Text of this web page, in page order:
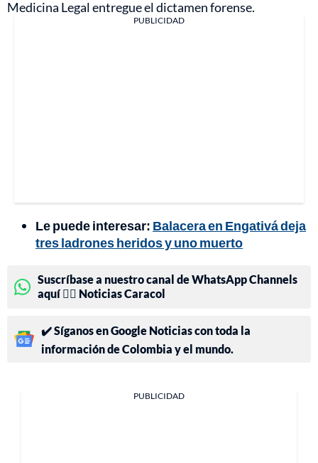
Medicina Legal entregue el dictamen forense.
PUBLICIDAD
Le puede interesar: Balacera en Engativá deja
tres ladrones heridos y uno muerto
Suscríbase a nuestro canal de WhatsApp Channels
aquí 👉🏻 Noticias Caracol
✔️ Síganos en Google Noticias con toda la
información de Colombia y el mundo.
PUBLICIDAD